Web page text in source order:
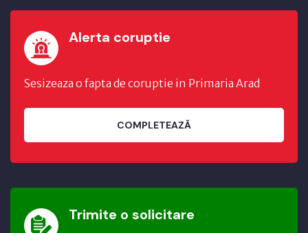
Alerta coruptie
Sesizeaza o fapta de coruptie in Primaria Arad
COMPLETEAZĂ
Trimite o solicitare